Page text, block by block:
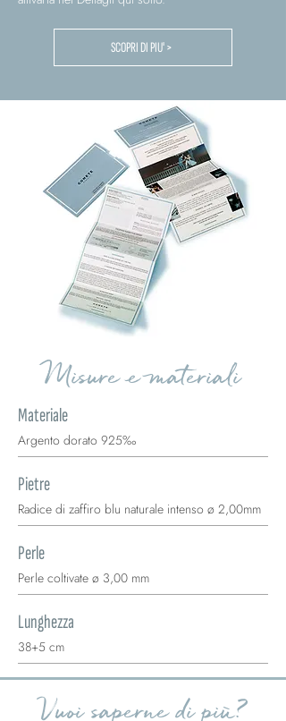
SCOPRI DI PIU' >
Misure e materiali
Materiale
Argento dorato 925‰
Pietre
Radice di zaffiro blu naturale intenso ø 2,00mm
Perle
Perle coltivate ø 3,00 mm
Lunghezza
38+5 cm
Vuoi saperne di più?